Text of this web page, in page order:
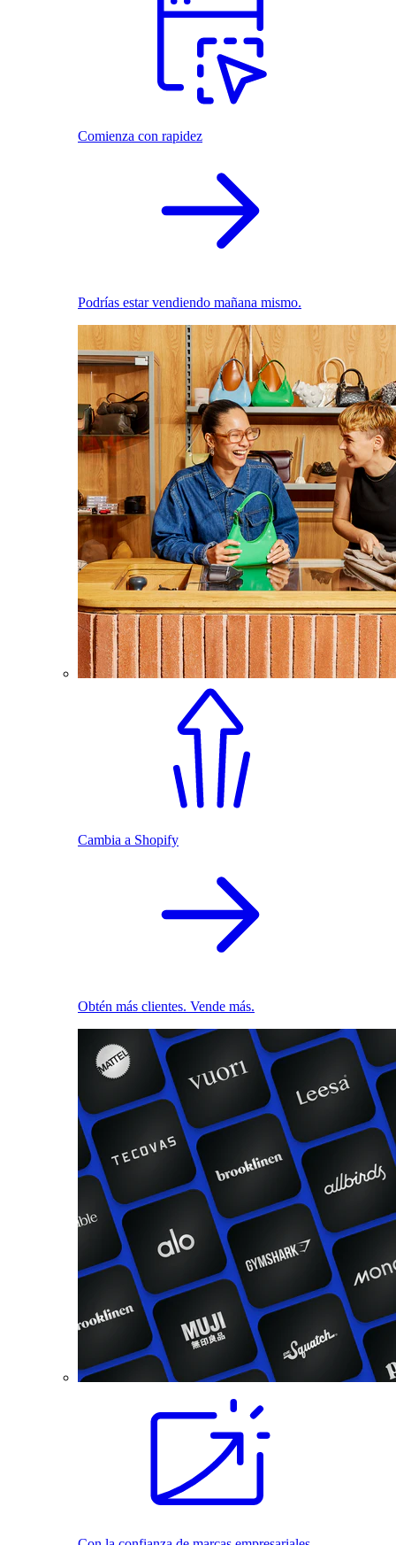
Comienza con rapidez
Podrías estar vendiendo mañana mismo.
Cambia a Shopify
Obtén más clientes. Vende más.